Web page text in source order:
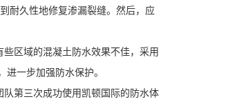
耐久性地修复渗漏裂缝。然后，应
区域的混凝土防水效果不佳，采用
进一步加强防水保护。
第三次成功使用凯顿国际的防水体